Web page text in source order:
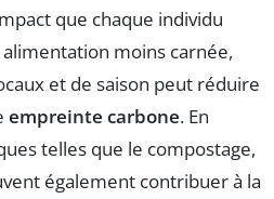
que chaque individu
moins carnée,
et de saison peut réduire
empreinte carbone. En
telles que le compostage,
également contribuer à la